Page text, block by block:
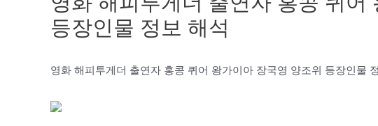
등장인물 정보 해석
영화 해피투게더 출연자 홍콩 퀴어 왕가이아 장국영 양조위 등장인물